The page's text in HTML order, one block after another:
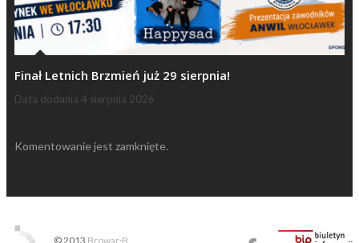
Finał Letnich Brzmień już 29 sierpnia!
Data dodania 4 sierpnia 2026
Komentowanie jest zamknięte.
© 2013 Browar·B